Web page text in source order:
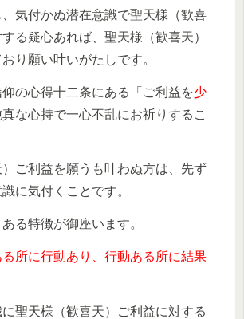
気付かぬ潜在意識で聖天様（歓喜
る疑心あれば、聖天様（歓喜天）
り願い叶いがたしです。
の心得十二条にある「ご利益を少
真な心持で一心不乱にお祈りするこ
ご利益を願うも叶わぬ方は、先ず
に気付くことです。
る特徴が御座います。
所に行動あり、行動ある所に結果
聖天様（歓喜天）ご利益に対する